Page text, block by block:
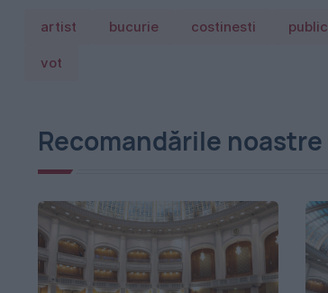
artist bucurie costinesti public
vot
Recomandările noastre